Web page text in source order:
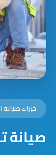
خبراء
صيانة